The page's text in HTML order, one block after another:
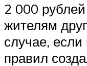
2 000
жителям
случае,
правил